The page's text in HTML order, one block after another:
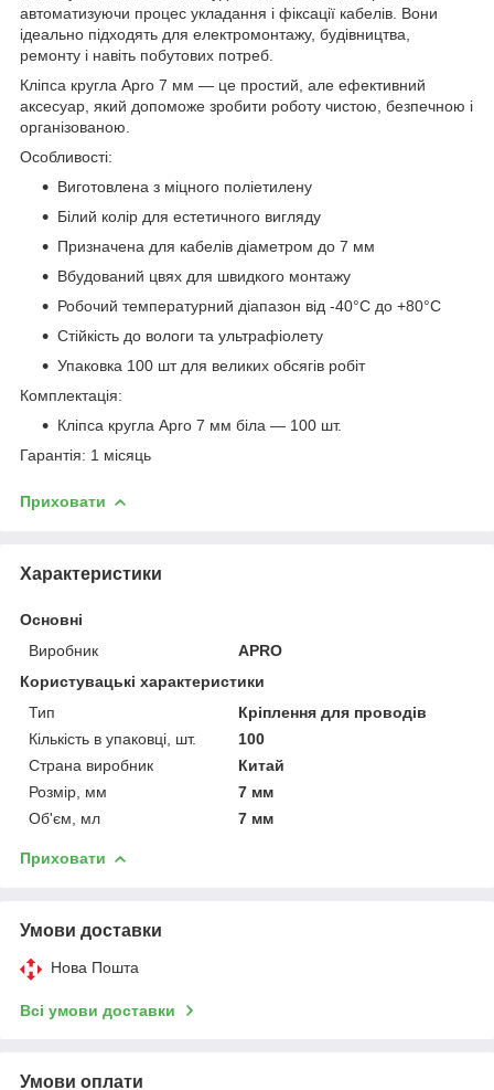
автоматизуючи процес укладання і фіксації кабелів. Вони
ідеально підходять для електромонтажу, будівництва,
ремонту і навіть побутових потреб.
Кліпса кругла Apro 7 мм — це простий, але ефективний
аксесуар, який допоможе зробити роботу чистою, безпечною і
організованою.
Особливості:
Виготовлена з міцного поліетилену
Білий колір для естетичного вигляду
Призначена для кабелів діаметром до 7 мм
Вбудований цвях для швидкого монтажу
Робочий температурний діапазон від -40°С до +80°С
Стійкість до вологи та ультрафіолету
Упаковка 100 шт для великих обсягів робіт
Комплектація:
Кліпса кругла Apro 7 мм біла — 100 шт.
Гарантія: 1 місяць
Приховати
Характеристики
Основні
Виробник
APRO
Користувацькі характеристики
Тип
Кріплення для проводів
Кількість в упаковці, шт.
100
Страна виробник
Китай
Розмір, мм
7 мм
Об'єм, мл
7 мм
Приховати
Умови доставки
Нова Пошта
Всі умови доставки
Умови оплати